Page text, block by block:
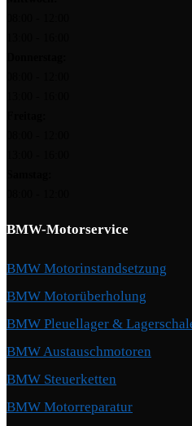
BMW-Motorservice
BMW Motorinstandsetzung
BMW Motorüberholung
BMW Pleuellager &
BMW Austauschmotoren
BMW Steuerketten
BMW Motorreparatur